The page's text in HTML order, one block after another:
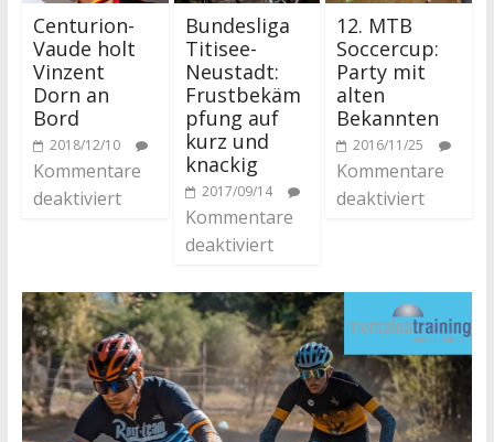
Centurion-
Vaude holt
Vinzent
Dorn an
Bord
2018/12/10
Kommentare
deaktiviert
Bundesliga
Titisee-
Neustadt:
Frustbekäm
pfung auf
kurz und
knackig
2017/09/14
Kommentare
deaktiviert
12. MTB
Soccercup:
Party mit
alten
Bekannten
2016/11/25
Kommentare
deaktiviert